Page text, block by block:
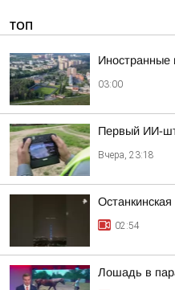
ТОП
Иностранные
03:00
Первый ИИ-
Вчера, 23:18
02:54
Лошадь в